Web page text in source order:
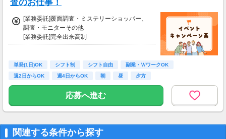
【交通費】
なし
査のお仕事！
[業務委託]覆面調査・ミステリーショッパー、
調査・モニターその他
[業務委託]完全出来高制
【報酬】
【費用負担の有無】
※業務委託契約であり、
報酬に交通費が含まれているため。
＜月収例＞
頑張り次第で月収10万円の副収入も可能！
単発(1日)OK シフト制 シフト自由
副業・ＷワークOK
週2日からOK
週4日からOK 朝 昼 夕方
応募へ進む
関連する条件から探す